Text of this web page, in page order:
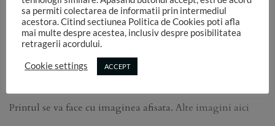
Atentie! Aceste fundaluri pvc nu se afla pe stoc.Ele se
printeaza la comanda si nu se accepta retur.
Livrarea dureaza intre 3 si 7 zile, functie de incarcarea
Printul se va face cu imaginea afisata. Alte imagini aici
sa permiti colectarea de informatii prin intermediul
acestora. Citind sectiunea Politica de Cookies poti afla
mai multe despre acestea, inclusiv despre posibilitatea
retragerii acordului.
Cookie settings ACCEPT